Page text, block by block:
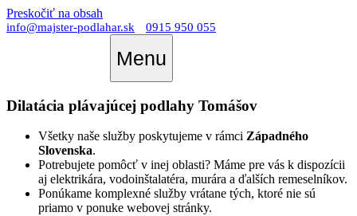
Preskočiť na obsah
info@majster-podlahar.sk 0915 950 055
Menu
Dilatácia plávajúcej podlahy Tomášov
Všetky naše služby poskytujeme v rámci Západného
Slovenska.
Potrebujete pomôcť v inej oblasti? Máme pre vás k dispozícii
aj elektrikára, vodoinštalatéra, murára a ďalších remeselníkov.
Ponúkame komplexné služby vrátane tých, ktoré nie sú
priamo v ponuke webovej stránky.